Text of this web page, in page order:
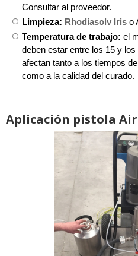
Consultar al proveedor.
Limpieza: Rhodiasolv Iris o
Temperatura de trabajo: el
deben estar entre los 15 y
afectan tanto a los tiempos
como a la calidad del curado.
Aplicación pistola